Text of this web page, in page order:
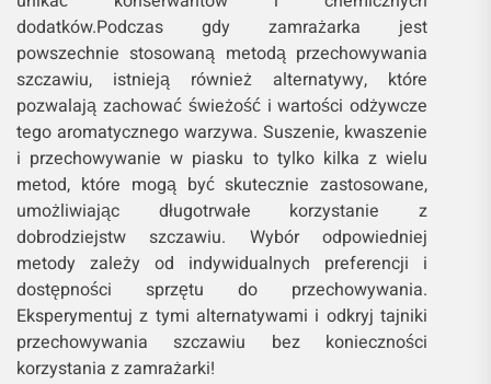
dodatków.Podczas gdy zamrażarka jest
powszechnie stosowaną metodą przechowywania
szczawiu, istnieją również alternatywy, które
pozwalają zachować świeżość i wartości odżywcze
tego aromatycznego warzywa. Suszenie, kwaszenie
i przechowywanie w piasku to tylko kilka z wielu
metod, które mogą być skutecznie zastosowane,
umożliwiając długotrwałe korzystanie z
dobrodziejstw szczawiu. Wybór odpowiedniej
metody zależy od indywidualnych preferencji i
dostępności sprzętu do przechowywania.
Eksperymentuj z tymi alternatywami i odkryj tajniki
przechowywania szczawiu bez konieczności
korzystania z zamrażarki!